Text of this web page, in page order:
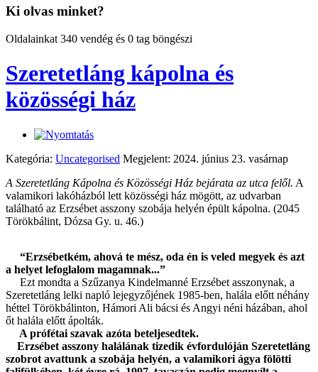
Ki olvas minket?
Oldalainkat 340 vendég és 0 tag böngészi
Szeretetláng kápolna és
közösségi ház
Kategória: Uncategorised Megjelent: 2024. június 23. vasárnap
A Szeretetláng Kápolna és Közösségi Ház bejárata az utca felől. A
valamikori lakóházból lett közösségi ház mögött, az udvarban
található az Erzsébet asszony szobája helyén épült kápolna. (2045
Törökbálint, Dózsa Gy. u. 46.)
“Erzsébetkém, ahová te mész, oda én is veled megyek és azt
a helyet lefoglalom magamnak...”
Ezt mondta a Szűzanya Kindelmanné Erzsébet asszonynak, a
Szeretetláng lelki napló lejegyzőjének 1985-ben, halála előtt néhány
héttel Törökbálinton, Hámori Ali bácsi és Angyi néni házában, ahol
őt halála előtt ápolták.
A prófétai szavak azóta beteljesedtek.
Erzsébet asszony halálának tizedik évfordulóján Szeretetláng
szobrot avattunk a szobája helyén, a valamikori ágya fölötti